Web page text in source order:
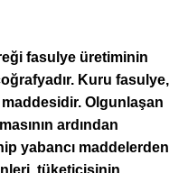
fasulye üretiminin
Kuru fasulye,
Olgunlaşan
ardından
yabancı maddelerden